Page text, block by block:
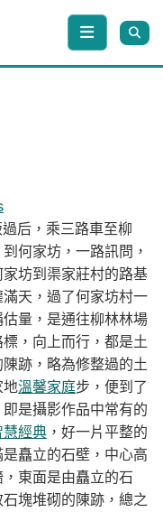
后，乘三路車至柳
何家坊，一路訊問，
坊到渠家莊村的路基
天，過了何家坊村一
量，是通往柳林林場
，向上而行，都是土
跡，略為修整過的土
地溫馨家庭步，便到了
是攝影作品中常有的
慧經典 ，好一片平整的
矗立的石壁，中心高
東面是由矗立的石
塊堆砌的陳跡，總之